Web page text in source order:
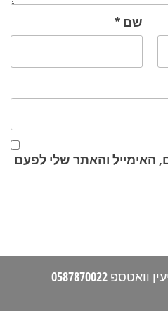
שם *
האימייל והאתר שלי לפעם